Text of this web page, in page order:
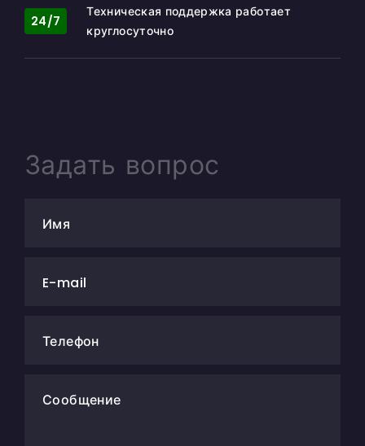
24/7
Техническая поддержка работает
круглосуточно
Задать вопрос
Имя
E-mail
Телефон
Сообщение